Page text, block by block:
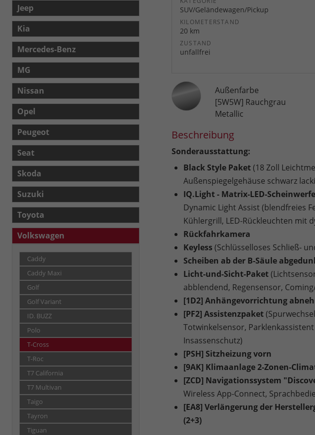
SUV/Geländewagen/Pickup
KILOMETERSTAND
20 km
ZUSTAND
unfallfrei
Außenfarbe
[5W5W] Rauchgrau
Metallic
Beschreibung
Sonderausstattung:
Black Style Paket(18 Zoll
Außenspiegelgehäuse schwarz
IQ.Light - Matrix-LED-
Dynamic Light Assist (blendfreies
Kühlergrill, LED-Rückleuchten mit
Rückfahrkamera
Keyless(Schlüsselloses Schließ-
Scheiben ab der B-Säule
Licht-und-Sicht-Paket
abblendend, Regensensor,
[1D2] Anhängevorrichtung
[PF2] Assistenzpaket
Totwinkelsensor,
Insassenschutz)
[PSH] Sitzheizung vorn
[9AK] Klimaanlage 2-Zonen-
[ZCD] Navigationssystem
Wireless App-Connect,
[EA8] Verlängerung der
(2+3)
Jeep
Kia
Mercedes-Benz
MG
Nissan
Opel
Peugeot
Seat
Skoda
Suzuki
Toyota
Volkswagen
Caddy
Caddy Maxi
Golf
Golf Variant
ID. BUZZ
Polo
T-Cross
T-Roc
T7 California
T7 Multivan
Taigo
Tayron
Tiguan